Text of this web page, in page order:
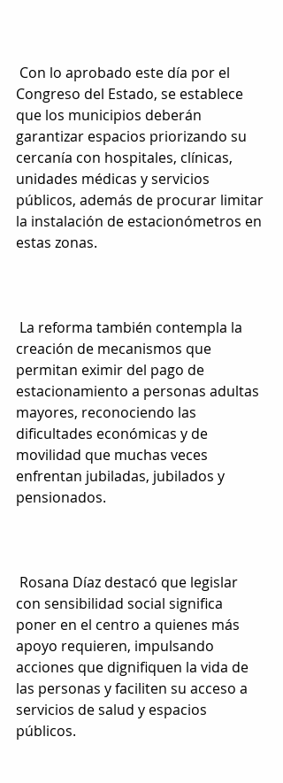
Congreso del Estado, se establece
que los municipios deberán
garantizar espacios priorizando su
cercanía con hospitales, clínicas,
unidades médicas y servicios
públicos, además de procurar limitar
la instalación de estacionómetros en
estas zonas.
creación de mecanismos que
permitan eximir del pago de
estacionamiento a personas adultas
mayores, reconociendo las
dificultades económicas y de
movilidad que muchas veces
enfrentan jubiladas, jubilados y
pensionados.
con sensibilidad social significa
poner en el centro a quienes más
apoyo requieren, impulsando
acciones que dignifiquen la vida de
las personas y faciliten su acceso a
servicios de salud y espacios
públicos.